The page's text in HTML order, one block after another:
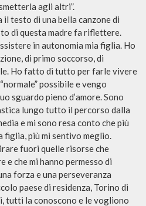
agli altri”.
il testo di una bella canzone di
di questa madre fa riflettere.
in autonomia mia figlia. Ho
di primo soccorso, di
Ho fatto di tutto per farle vivere
possibile e vengo
sguardo pieno d’amore. Sono
lungo tutto il percorso dalla
e mi sono resa conto che più
figlia, più mi sentivo meglio.
fuori quelle risorse che
e che mi hanno permesso di
forza e una perseveranza
paese di residenza, Torino di
tutti la conoscono e le vogliono